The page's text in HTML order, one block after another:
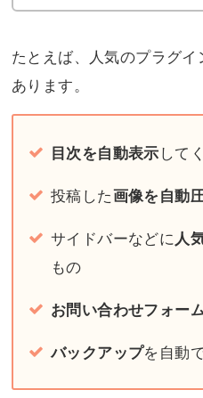
たとえば、人気のプラグ
あります。
目次を自動表示して
投稿した画像を自動
サイドバーなどに人
もの
お問い合わせフォー
バックアップを自動